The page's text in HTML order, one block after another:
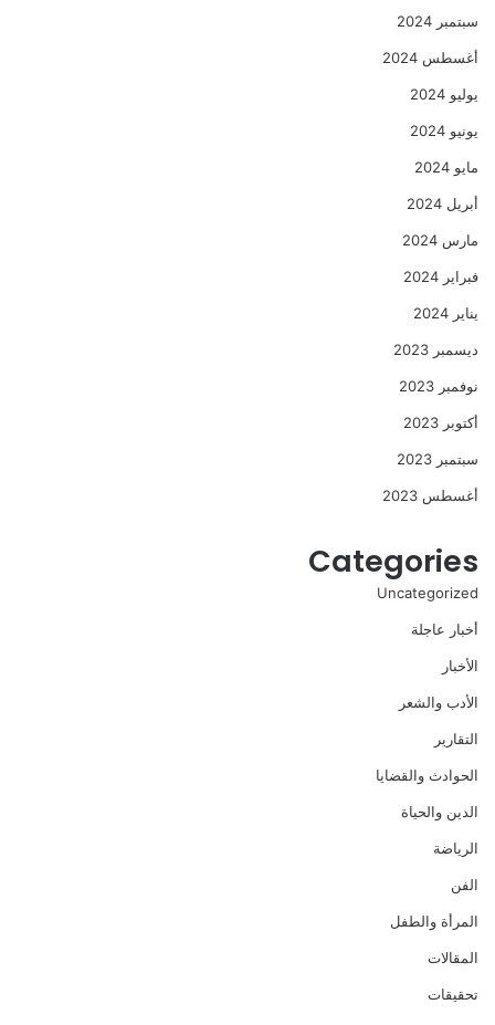
سبتمبر 2024
أغسطس 2024
يوليو 2024
يونيو 2024
مايو 2024
أبريل 2024
مارس 2024
فبراير 2024
يناير 2024
ديسمبر 2023
نوفمبر 2023
أكتوبر 2023
سبتمبر 2023
أغسطس 2023
Categories
Uncategorized
أخبار عاجلة
الأخبار
الأدب والشعر
التقارير
الحوادث والقضايا
الدين والحياة
الرياضة
الفن
المرأة والطفل
المقالات
تحقيقات